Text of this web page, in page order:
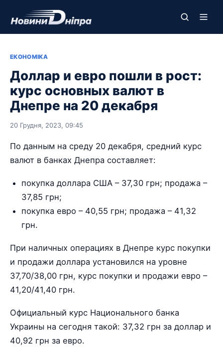
ЕКОНОМІКА
Доллар и евро пошли в рост:
курс основных валют в
Днепре на 20 декабря
20 Грудня, 2023, 09:45
По данным на среду 20 декабря, средний курс
валют в банках Днепра составляет:
покупка доллара США – 37,30 грн; продажа –
37,85 грн;
покупка евро – 40,55 грн; продажа – 41,32
грн.
При наличных операциях в Днепре курс покупки
и продажи доллара установился на уровне
37,70/38,00 грн, курс покупки и продажи евро –
41,20/41,40 грн.
Официальный курс Национального банка
Украины на сегодня такой: 37,32 грн за доллар и
40,92 грн за евро.